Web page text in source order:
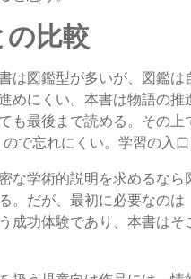
比較
は図鑑型が多いが、図鑑は
めにくい。本書は物語の推
も最後まで読める。その上
で忘れにくい。学習の入口
な学術的説明を求めるなら
。だが、最初に必要なの
成功体験であり、本書はそ